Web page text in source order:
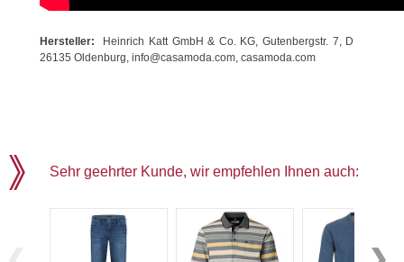
Hersteller: Heinrich Katt GmbH & Co. KG, Gutenbergstr. 7, D
26135 Oldenburg, info@casamoda.com, casamoda.com
Sehr geehrter Kunde, wir empfehlen Ihnen auch: